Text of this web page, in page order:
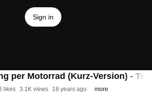
Sign in
per Motorrad (Kurz-Version) - Teil
likes 3.1K views 18 years ago more